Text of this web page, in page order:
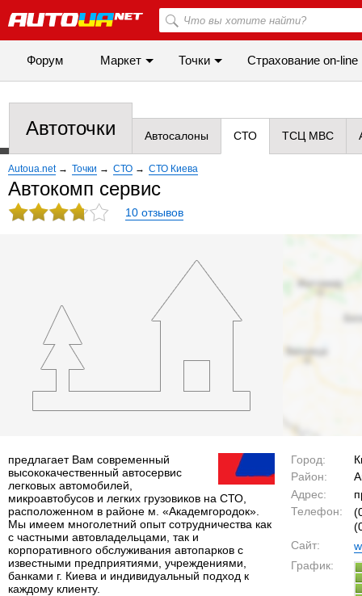
Форум Маркет Точки Cтрахование on-line
Автоточки Автосалоны СТО ТСЦ МВС
Autoua.net → Точки → СТО → СТО Киева
Автокомп сервис
10 отзывов
Город:
Район:
Адрес:
Телефон:
Сайт:
График:
предлагает Вам современный
высококачественный автосервис
легковых автомобилей,
микроавтобусов и легких грузовиков на СТО,
расположенном в районе м. «Академгородок».
Мы имеем многолетний опыт сотрудничества как
с частными автовладельцами, так и
корпоративного обслуживания автопарков с
известными предприятиями, учреждениями,
банками г. Киева и индивидуальный подход к
каждому клиенту.